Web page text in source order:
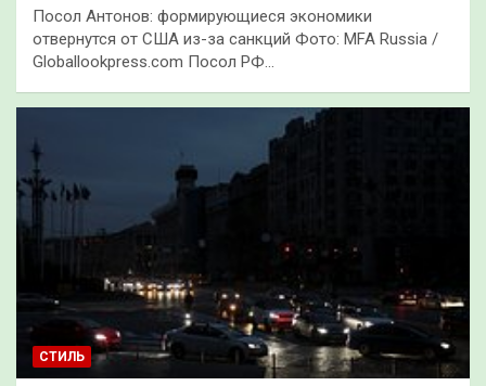
Посол Антонов: формирующиеся экономики
отвернутся от США из-за санкций Фото: MFA Russia /
Globallookpress.com Посол РФ…
СТИЛЬ